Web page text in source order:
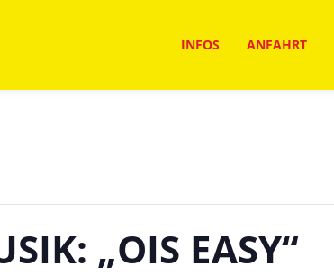
INFOS ANFAHRT
„OIS EASY“